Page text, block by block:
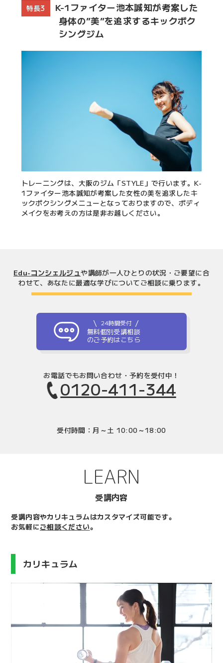
特長3
K-1ファイター池本誠知が考案した
身体の”美”を追求するキックボク
シングジム
トレーニングは、大阪のジム「STYLE」で行います。K-
1ファイター池本誠知が考案した女性の美を追求したキ
ックボクシングメニューとなっておりますので、ボディ
メイクをお考えの方は是非お越しください。
Edu-コンシェルジュや講師が一人ひとりの状況・ご要望に合
わせて、 あなたに最適な学びについてご相談に乗ります。
24時間受付
無料個別受講相談
のご予約はこちら
お電話でもお問い合わせ・予約を受付中！
0120-411-344
受付時間：月～土 10:00～18:00
LEARN
受講内容
受講内容やカリキュラムはカスタマイズ可能です。
お気軽にご相談ください。
カリキュラム